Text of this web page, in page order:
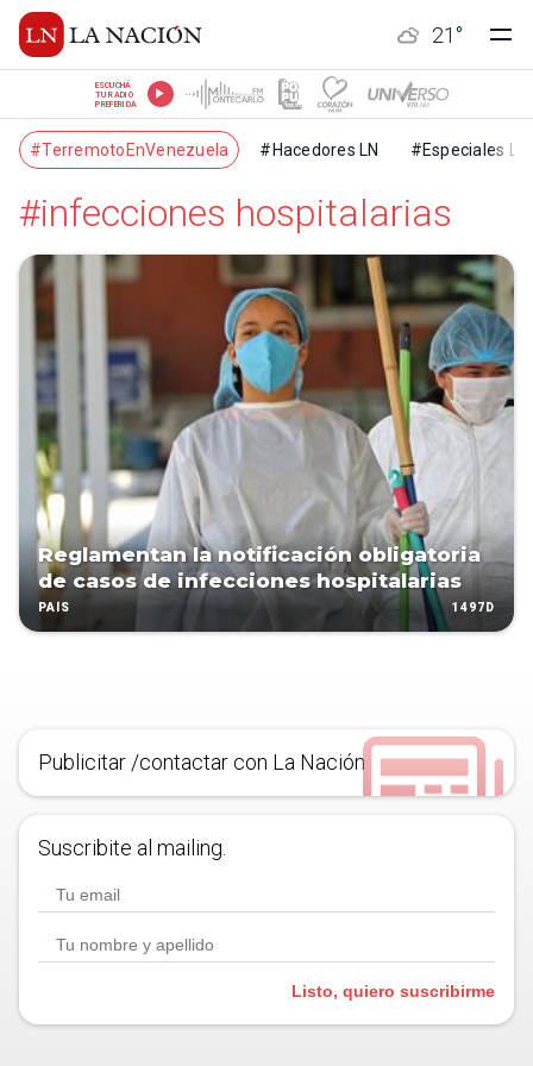
21 °
ESCUCHÁ
TU RADIO
PREFERIDA
#TerremotoEnVenezuela #Hacedores LN #Especiales LN
#infecciones hospitalarias
Reglamentan la notificación obligatoria
de casos de infecciones hospitalarias
PAÍS 1497D
Publicitar /contactar con La Nación
Suscribite al mailing.
Listo, quiero suscribirme